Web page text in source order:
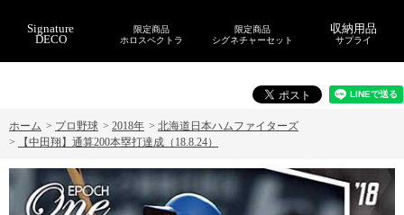
Signature
DECO
限定商品
ホロスペクトラ
限定商品
シグネチャーセット
収納用品
サプライ
ホーム > プロ野球 > 2018年 > 北海道日本ハムファイターズ
>
【中田翔】通算200本塁打達成（18.8.24）